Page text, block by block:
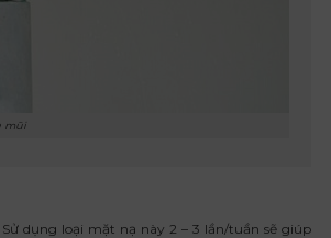
mũi
dụng loại mặt nạ này 2 – 3 lần/tuần sẽ giúp